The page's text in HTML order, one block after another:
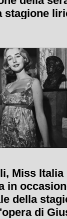
stagione
diretta da
di
Miss Italia
in
della
di